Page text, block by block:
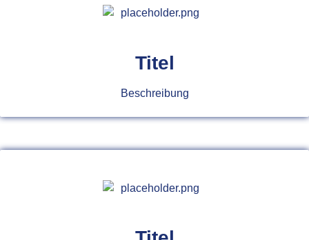
Titel
Beschreibung